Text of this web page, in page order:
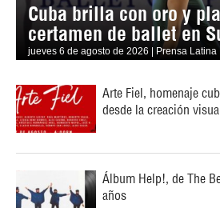
Cuba brilla con oro y
certamen de ballet en
jueves 6 de agosto de 2026 | Prensa Latina
Arte Fiel, homenaje
desde la creación
Álbum Help!, de The
años